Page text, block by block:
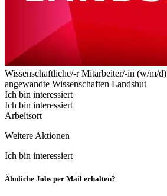
Wissenschaftliche/-r Mitarbeiter/-in (w/m/d)
angewandte Wissenschaften Landshut
Ich bin interessiert
Ich bin interessiert
Arbeitsort
Weitere Aktionen
Ich bin interessiert
Ähnliche Jobs per Mail erhalten?